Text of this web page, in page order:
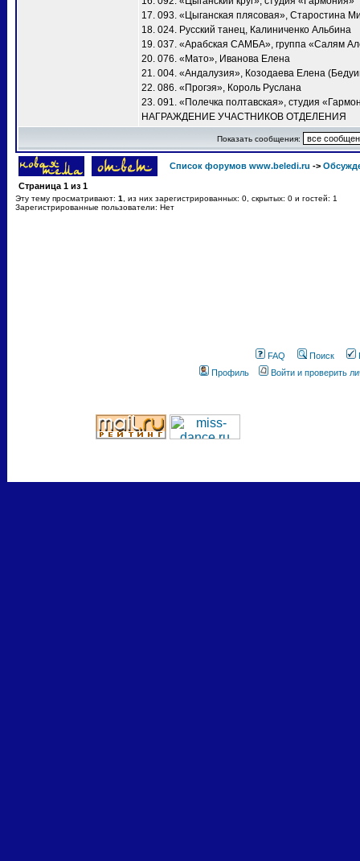
17. 093. «Цыганская плясовая», Старостина
18. 024. Русский танец, Калиниченко Альбина
19. 037. «Арабская САМБА», группа «Салям
20. 076. «Мато», Иванова Елена
21. 004. «Андалузия», Козодаева Елена
22. 086. «Прогэя», Король Руслана
23. 091. «Полечка полтавская», студия
НАГРАЖДЕНИЕ УЧАСТНИКОВ ОТДЕЛЕНИЯ
Показать сообщения:
Список форумов www.beledi.ru ->
Страница 1 из 1
Эту тему просматривают: 1
, из них зарегистрированных: 0, скрытых: 0 и гостей: 1
Зарегистрированные пользователи: Нет
FAQ Поиск
Профиль
Войти и проверить